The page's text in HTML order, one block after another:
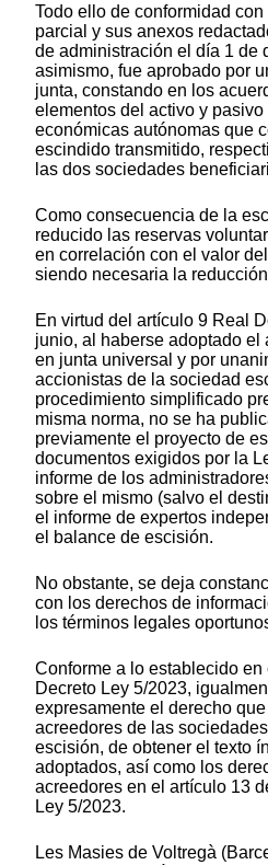
Todo ello de conformidad
parcial y sus anexos
de administración el día 1 de
asimismo, fue aprobado por
junta, constando en los
elementos del activo y
económicas autónomas que
escindido transmitido,
las dos sociedades
Como consecuencia de la
reducido las reservas
en correlación con el valor
siendo necesaria la
En virtud del artículo 9 Real
junio, al haberse adoptado el
en junta universal y por
accionistas de la sociedad
procedimiento simplificado
misma norma, no se ha
previamente el proyecto de
documentos exigidos por la
informe de los
sobre el mismo (salvo el
el informe de expertos
el balance de escisión.
No obstante, se deja
con los derechos de
los términos legales
Conforme a lo establecido en
Decreto Ley 5/2023,
expresamente el derecho
acreedores de las
escisión, de obtener el texto
adoptados, así como los
acreedores en el artículo 13
Ley 5/2023.
Les Masies de Voltregà